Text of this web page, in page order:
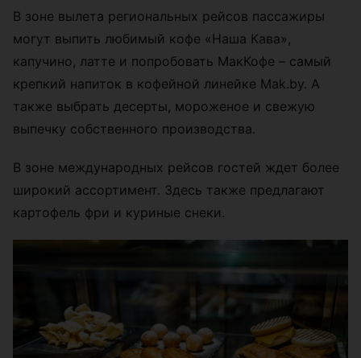
В зоне вылета региональных рейсов пассажиры
могут выпить любимый кофе «Наша Кава»,
капучино, латте и попробовать МакКофе – самый
крепкий напиток в кофейной линейке Mak.by. А
также выбрать десерты, мороженое и свежую
выпечку собственного производства.
В зоне международных рейсов гостей ждет более
широкий ассортимент. Здесь также предлагают
картофель фри и куриные снеки.